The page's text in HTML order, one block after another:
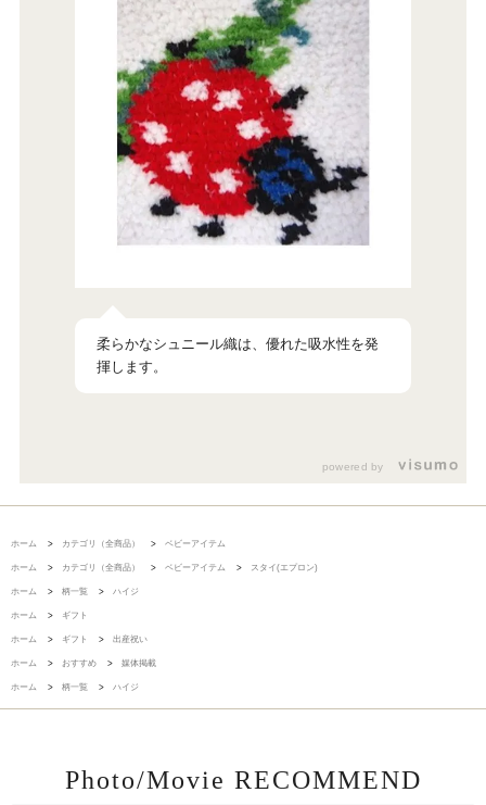
柔らかなシュニール織は、優れた吸水性を発
揮します。
powered by
ホーム > カテゴリ（全商品） > ベビーアイテム
ホーム > カテゴリ（全商品） > ベビーアイテム > スタイ(エプロン)
ホーム > 柄一覧 > ハイジ
ホーム > ギフト
ホーム > ギフト > 出産祝い
ホーム > おすすめ > 媒体掲載
ホーム > 柄一覧 > ハイジ
Photo/Movie RECOMMEND